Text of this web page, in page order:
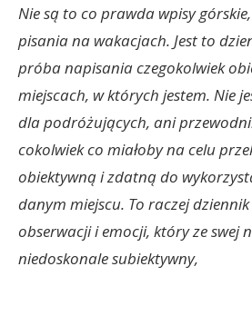
Nie są to co prawda wpisy
pisania na wakacjach. Jest to
próba napisania czegokolwiek
miejscach, w których jestem. Nie
dla podróżujących, ani
cokolwiek co miałoby na celu
obiektywną i zdatną do
danym miejscu. To raczej
obserwacji i emocji, który ze swej
niedoskonale subiektywny,